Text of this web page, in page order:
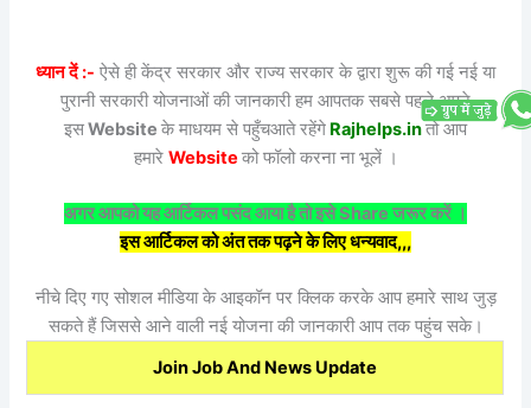
ध्यान दें :- ऐसे ही केंद्र सरकार और राज्य सरकार के द्वारा शुरू की गई नई या
पुरानी सरकारी योजनाओं की जानकारी हम आपतक सबसे पहले अपने
इसWebsite के माधयम से पहुँचआते रहेंगे Rajhelps.inतो आप
हमारे Website को फॉलो करना ना भूलें ।
अगर आपको यह आर्टिकल पसंद आया है तो इसे Share जरूर करें ।
इस आर्टिकल को अंत तक पढ़ने के लिए धन्यवाद,,,
नीचे दिए गए सोशल मीडिया के आइकॉन पर क्लिक करके आप हमारे साथ जुड़
सकते हैं जिससे आने वाली नई योजना की जानकारी आप तक पहुंच सके।
Join Job And News Update